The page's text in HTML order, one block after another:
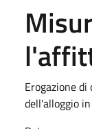
Erogazione
dell'alloggio